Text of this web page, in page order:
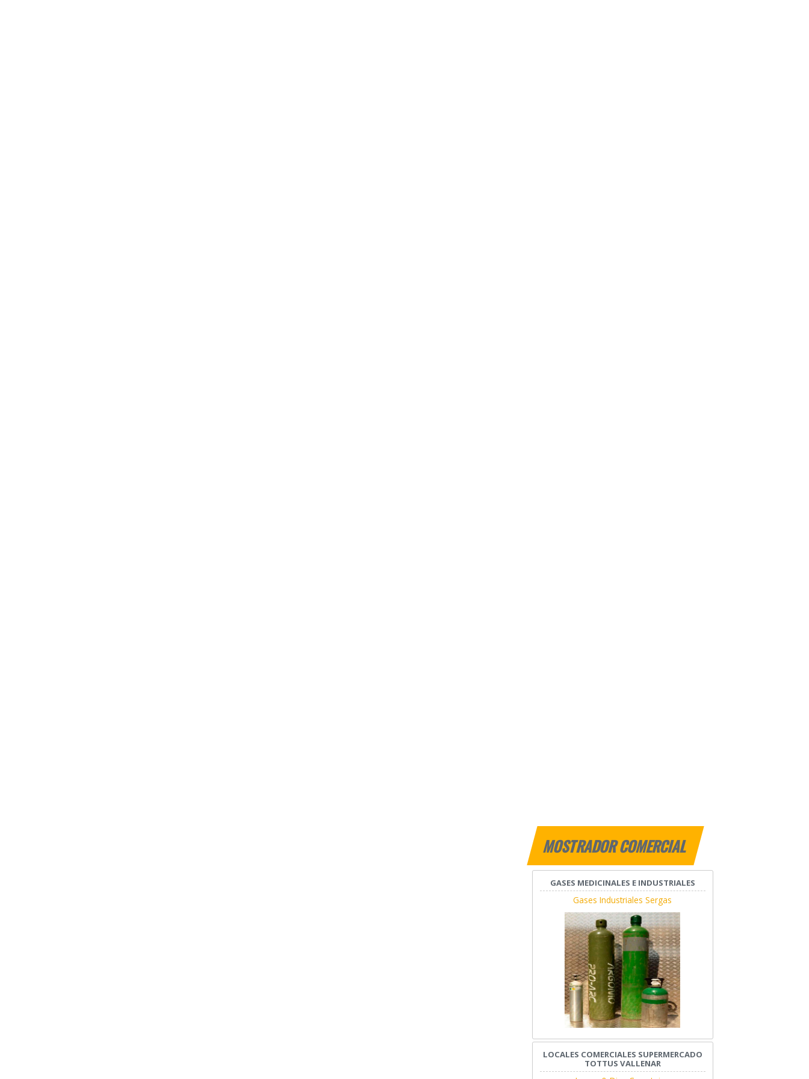
MOSTRADOR COMERCIAL
GASES MEDICINALES E INDUSTRIALES
Gases Industriales Sergas
LOCALES COMERCIALES SUPERMERCADO
TOTTUS VALLENAR